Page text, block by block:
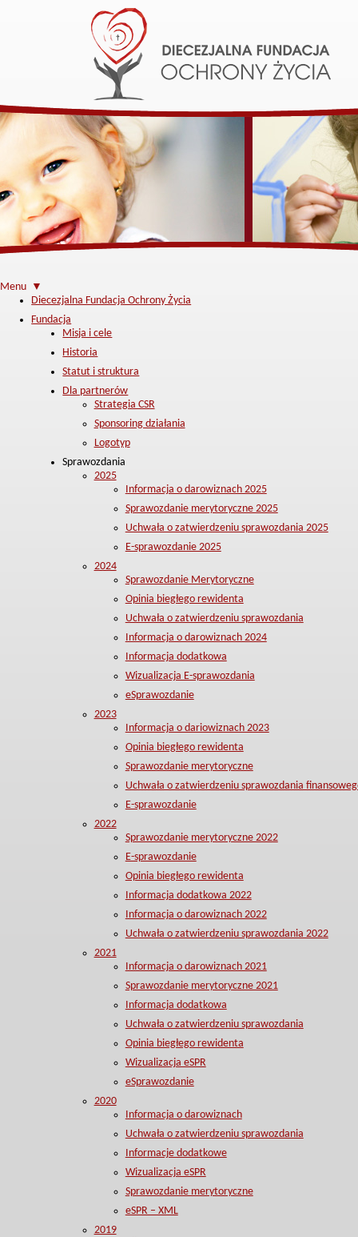
Menu ▼
Diecezjalna Fundacja Ochrony Życia
Fundacja
Misja i cele
Historia
Statut i struktura
Dla partnerów
Strategia CSR
Sponsoring działania
Logotyp
Sprawozdania
2025
Informacja o darowiznach 2025
Sprawozdanie merytoryczne 2025
Uchwała o zatwierdzeniu sprawozdania 2025
E-sprawozdanie 2025
2024
Sprawozdanie Merytoryczne
Opinia biegłego rewidenta
Uchwała o zatwierdzeniu sprawozdania
Informacja o darowiznach 2024
Informacja dodatkowa
Wizualizacja E-sprawozdania
eSprawozdanie
2023
Informacja o dariowiznach 2023
Opinia biegłego rewidenta
Sprawozdanie merytoryczne
Uchwała o zatwierdzeniu sprawozdania
E-sprawozdanie
2022
Sprawozdanie merytoryczne 2022
E-sprawozdanie
Opinia biegłego rewidenta
Informacja dodatkowa 2022
Informacja o darowiznach 2022
Uchwała o zatwierdzeniu sprawozdania 2022
2021
Informacja o darowiznach 2021
Sprawozdanie merytoryczne 2021
Informacja dodatkowa
Uchwała o zatwierdzeniu sprawozdania
Opinia biegłego rewidenta
Wizualizacja eSPR
eSprawozdanie
2020
Informacja o darowiznach
Uchwała o zatwierdzeniu sprawozdania
Informacje dodatkowe
Wizualizacja eSPR
Sprawozdanie merytoryczne
eSPR – XML
2019